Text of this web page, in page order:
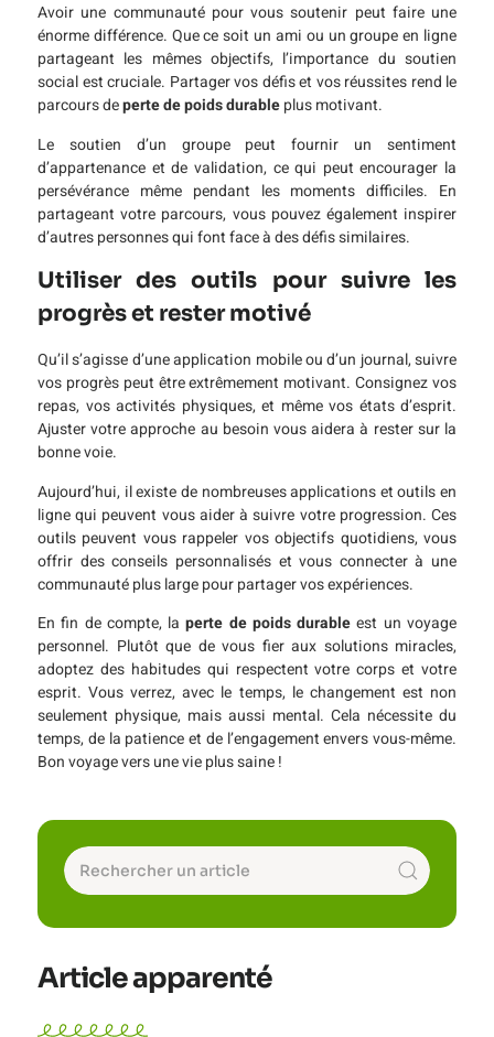
Avoir une communauté pour vous soutenir peut faire une
énorme différence. Que ce soit un ami ou un groupe en ligne
partageant les mêmes objectifs, l’importance du soutien
social est cruciale. Partager vos défis et vos réussites rend le
parcours deperte de poids durableplus motivant.
Le soutien d’un groupe peut fournir un sentiment
d’appartenance et de validation, ce qui peut encourager la
persévérance même pendant les moments difficiles. En
partageant votre parcours, vous pouvez également inspirer
d’autres personnes qui font face à des défis similaires.
Utiliser des outils pour suivre les
progrès et rester motivé
Qu’il s’agisse d’une application mobile ou d’un journal, suivre
vos progrès peut être extrêmement motivant. Consignez vos
repas, vos activités physiques, et même vos états d’esprit.
Ajuster votre approche au besoin vous aidera à rester sur la
bonne voie.
Aujourd’hui, il existe de nombreuses applications et outils en
ligne qui peuvent vous aider à suivre votre progression. Ces
outils peuvent vous rappeler vos objectifs quotidiens, vous
offrir des conseils personnalisés et vous connecter à une
communauté plus large pour partager vos expériences.
En fin de compte, laperte de poids durable est un voyage
personnel. Plutôt que de vous fier aux solutions miracles,
adoptez des habitudes qui respectent votre corps et votre
esprit. Vous verrez, avec le temps, le changement est non
seulement physique, mais aussi mental. Cela nécessite du
temps, de la patience et de l’engagement envers vous-même.
Bon voyage vers une vie plus saine !
Article apparenté